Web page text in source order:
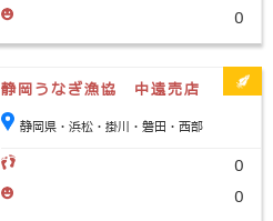
0
静岡うなぎ漁協 中遠売店
静岡県・浜松・掛川・磐田・西部
0
0